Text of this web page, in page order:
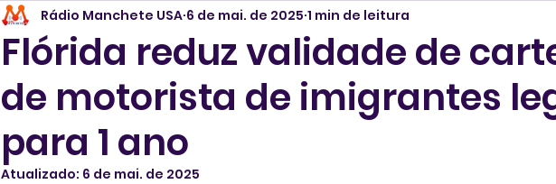
Flórida reduz validade de
de motorista de imigrantes
para 1 ano
Rádio Manchete USA 6 de mai. de 2025 1 min de leitura
Atualizado: 6 de mai. de 2025